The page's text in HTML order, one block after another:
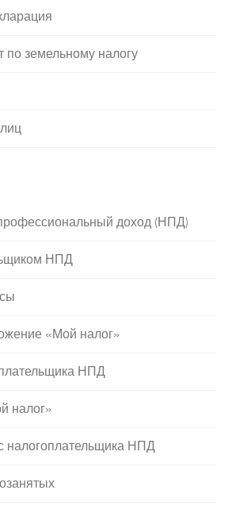
земельному налогу
доход (НПД)
НПД
«Мой налог»
НПД
налог»
налогоплательщика НПД